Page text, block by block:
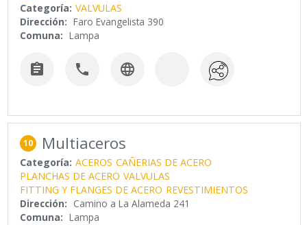
Categoría: VALVULAS
Dirección: Faro Evangelista 390
Comuna: Lampa
  
10 Multiaceros
Categoría: ACEROS CAÑERIAS DE ACERO
PLANCHAS DE ACERO VALVULAS
FITTING Y FLANGES DE ACERO REVESTIMIENTOS
Dirección: Camino a La Alameda 241
Comuna: Lampa